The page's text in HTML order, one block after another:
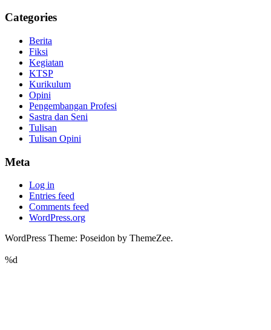
Categories
Berita
Fiksi
Kegiatan
KTSP
Kurikulum
Opini
Pengembangan Profesi
Sastra dan Seni
Tulisan
Tulisan Opini
Meta
Log in
Entries feed
Comments feed
WordPress.org
WordPress Theme: Poseidon by ThemeZee.
%d